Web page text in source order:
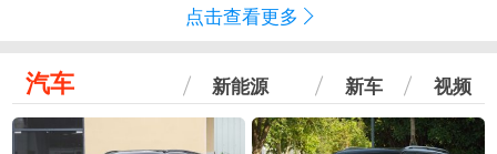
点击查看更多
汽车 新能源 新车 视频